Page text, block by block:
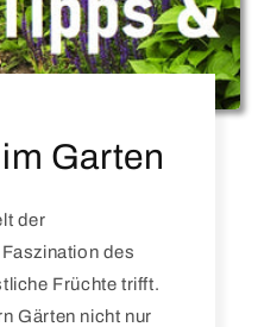
Garten
der
des
Früchte trifft.
Gärten nicht nur